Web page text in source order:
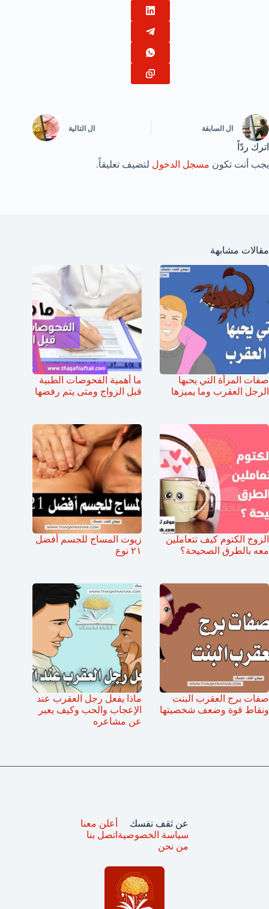
ال السابقة ال التالية
اترك ردّاً
يجب أنت تكون مسجل الدخول لتضيف تعليقاً.
مقالات مشابهة
صفات المرأة التي يحبها
الرجل العقرب وما يميزها
ما أهمية الفحوصات الطبية
قبل الزواج ومتى يتم رفضها
الزوج الكتوم كيف تتعاملين
معه بالطرق الصحيحة؟
زيوت المساج للجسم أفضل
٢١ نوع
صفات برج العقرب البنت
ونقاط قوة وضعف شخصيتها
ماذا يفعل رجل العقرب عند
الإعجاب والحب وكيف يعبر
عن مشاعره
عن ثقف نفسك
سياسة الخصوصية
من نحن
أعلن معنا
اتصل بنا